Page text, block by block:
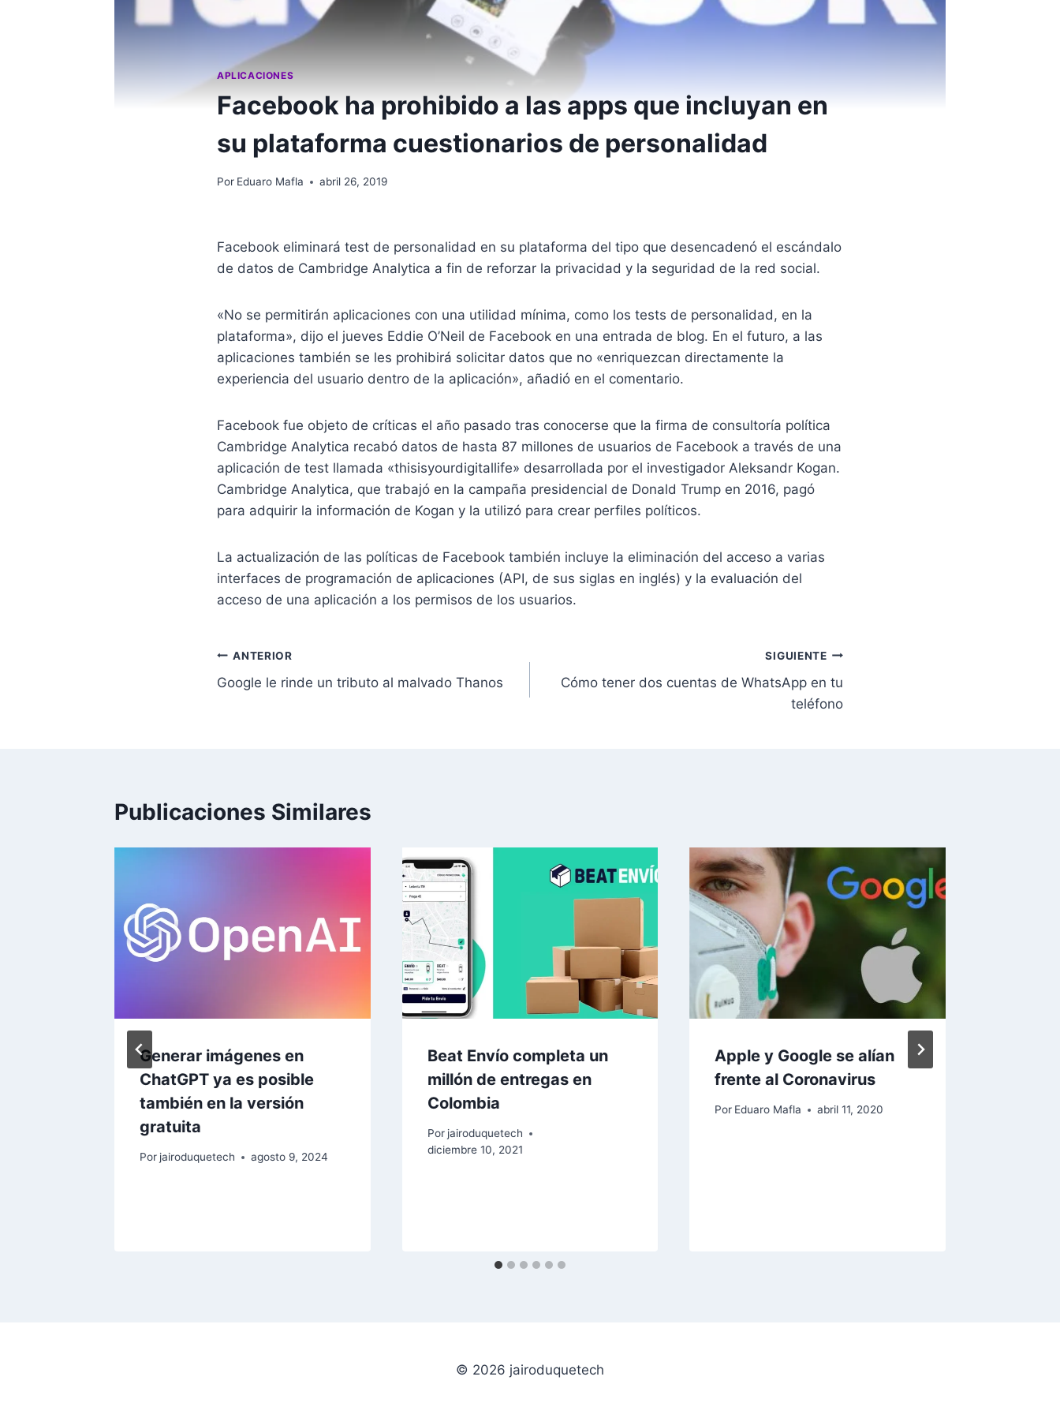
APLICACIONES
Facebook ha prohibido a las apps que incluyan en
su plataforma cuestionarios de personalidad
Por Eduaro Mafla abril 26, 2019
Facebook eliminará test de personalidad en su plataforma del tipo que desencadenó el escándalo
de datos de Cambridge Analytica a fin de reforzar la privacidad y la seguridad de la red social.
«No se permitirán aplicaciones con una utilidad mínima, como los tests de personalidad, en la
plataforma», dijo el jueves Eddie O’Neil de Facebook en una entrada de blog. En el futuro, a las
aplicaciones también se les prohibirá solicitar datos que no «enriquezcan directamente la
experiencia del usuario dentro de la aplicación», añadió en el comentario.
Facebook fue objeto de críticas el año pasado tras conocerse que la firma de consultoría política
Cambridge Analytica recabó datos de hasta 87 millones de usuarios de Facebook a través de una
aplicación de test llamada «thisisyourdigitallife» desarrollada por el investigador Aleksandr Kogan.
Cambridge Analytica, que trabajó en la campaña presidencial de Donald Trump en 2016, pagó
para adquirir la información de Kogan y la utilizó para crear perfiles políticos.
La actualización de las políticas de Facebook también incluye la eliminación del acceso a varias
interfaces de programación de aplicaciones (API, de sus siglas en inglés) y la evaluación del
acceso de una aplicación a los permisos de los usuarios.
Navegación
de
ANTERIOR
Google le rinde un tributo al malvado Thanos
SIGUIENTE
Cómo tener dos cuentas de WhatsApp en tu
teléfono
Publicaciones Similares
Generar imágenes en
ChatGPT ya es posible
también en la versión
gratuita
Por jairoduquetech agosto 9, 2024
Beat Envío completa un
millón de entregas en
Colombia
Por jairoduquetech
diciembre 10, 2021
Apple y Google se alían
frente al Coronavirus
Por Eduaro Mafla abril 11, 2020
© 2026 jairoduquetech